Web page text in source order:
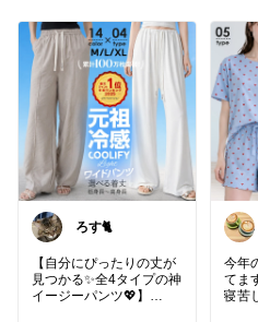
ろす🐈
【自分にぴったりの丈が
見つかる✨全4タイプの神
イージーパンツ💖】
今年
てま
寝苦